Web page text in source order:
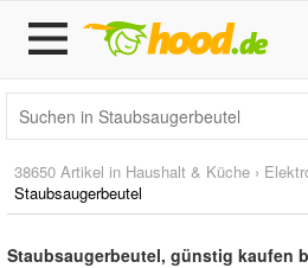
38650 Artikel in Haushalt & Küche ›
Staubsaugerbeutel
Staubsaugerbeutel, günstig kaufen